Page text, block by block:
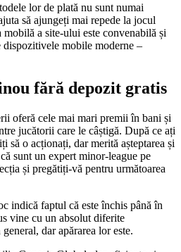
lor de plată nu sunt numai
să ajungeți mai repede la jocul
a site-ului este convenabilă și
dispozitivele mobile moderne –
fără depozit gratis
oferă cele mai mari premii în bani și
jucătorii care le câștigă. După ce ați
să o acționați, dar merită așteptarea și
sunt un expert minor-league pe
și pregătiți-vă pentru următoarea
indică faptul că este închis până în
vine cu un absolut diferite
dar apărarea lor este.